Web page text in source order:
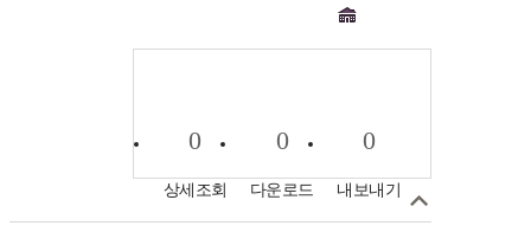
0
상세조회
0
다운로드
0
내보내기